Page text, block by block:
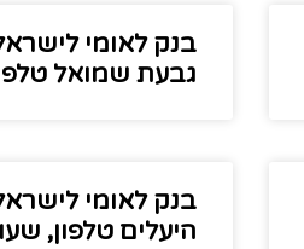
בנק לאומי
גבעת שמואל
בנק לאומי
היעלים טלפון,